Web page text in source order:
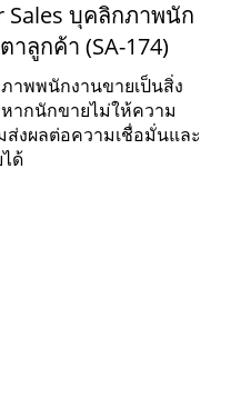
Sales บุคลิกภาพนัก
ลูกค้า (SA-174)
าพพนักงานขายเป็นสิ่ง
ากนักขายไม่ให้ความ
งผลต่อความเชื่อมั่นและ
ด้